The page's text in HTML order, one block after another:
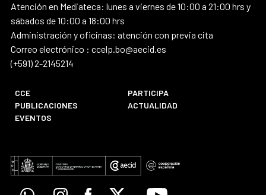
Atención en Mediateca: lunes a viernes de 10:00 a 21:00 hrs y
sábados de 10:00 a 18:00 hrs
Administración y oficinas: atención con previa cita
Correo electrónico : ccelp.bo@aecid.es
(+591) 2-2145214
CCE
PARTICIPA
PUBLICACIONES
ACTUALIDAD
EVENTOS